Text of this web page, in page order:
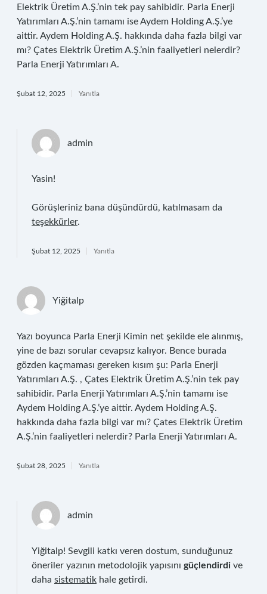
Elektrik Üretim A.Ş.’nin tek pay sahibidir. Parla Enerji
Yatırımları A.Ş.’nin tamamı ise Aydem Holding A.Ş.’ye
aittir. Aydem Holding A.Ş. hakkında daha fazla bilgi var
mı? Çates Elektrik Üretim A.Ş.’nin faaliyetleri nelerdir?
Parla Enerji Yatırımları A.
Şubat 12, 2025 Yanıtla
admin
Yasin!
Görüşleriniz bana düşündürdü, katılmasam da
teşekkürler.
Şubat 12, 2025 Yanıtla
Yiğitalp
Yazı boyunca Parla Enerji Kimin net şekilde ele alınmış,
yine de bazı sorular cevapsız kalıyor. Bence burada
gözden kaçmaması gereken kısım şu: Parla Enerji
Yatırımları A.Ş. , Çates Elektrik Üretim A.Ş.’nin tek pay
sahibidir. Parla Enerji Yatırımları A.Ş.’nin tamamı ise
Aydem Holding A.Ş.’ye aittir. Aydem Holding A.Ş.
hakkında daha fazla bilgi var mı? Çates Elektrik Üretim
A.Ş.’nin faaliyetleri nelerdir? Parla Enerji Yatırımları A.
Şubat 28, 2025 Yanıtla
admin
Yiğitalp! Sevgili katkı veren dostum, sunduğunuz
öneriler yazının metodolojik yapısını güçlendirdi ve
daha sistematik hale getirdi.